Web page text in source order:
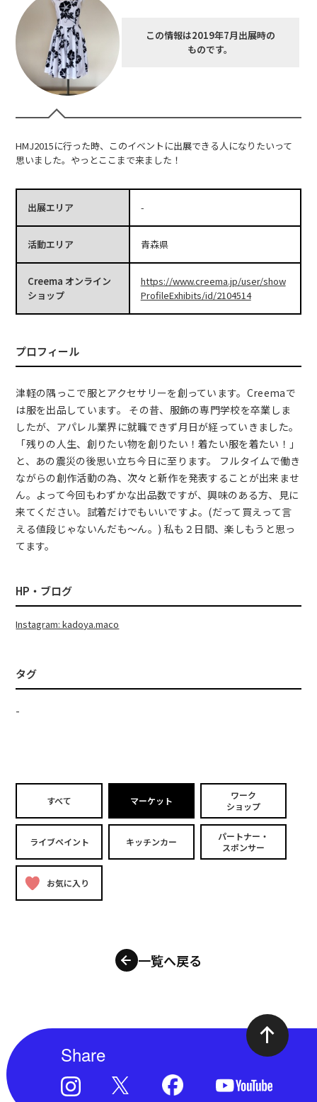
この情報は2019年7月出展時の
ものです。
HMJ2015に行った時、このイベントに出展できる人になりたいって
思いました。やっとここまで来ました！
出展エリア -
活動エリア 青森県
Creema オンライン
ショップ
https://www.creema.jp/user/show
ProfileExhibits/id/2104514
プロフィール
津軽の隅っこで服とアクセサリーを創っています。Creemaで
は服を出品しています。 その昔、服飾の専門学校を卒業しま
したが、アパレル業界に就職できず月日が経っていきました。
「残りの人生、創りたい物を創りたい！着たい服を着たい！」
と、あの震災の後思い立ち今日に至ります。 フルタイムで働き
ながらの創作活動の為、次々と新作を発表することが出来ませ
ん。よって今回もわずかな出品数ですが、興味のある方、見に
来てください。試着だけでもいいですよ。(だって買えって言
える値段じゃないんだも〜ん。) 私も２日間、楽しもうと思っ
てます。
HP・ブログ
Instagram: kadoya.maco
タグ
-
すべて マーケット
ワーク
ショップ
ライブペイント キッチンカー
パートナー・
スポンサー
お気に入り
一覧へ戻る
Share